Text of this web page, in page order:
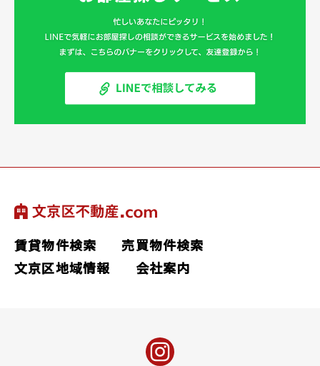
賃貸物件検索
売買物件検索
文京区地域情報
会社案内